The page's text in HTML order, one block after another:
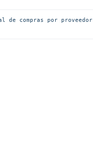
de compras por proveedor